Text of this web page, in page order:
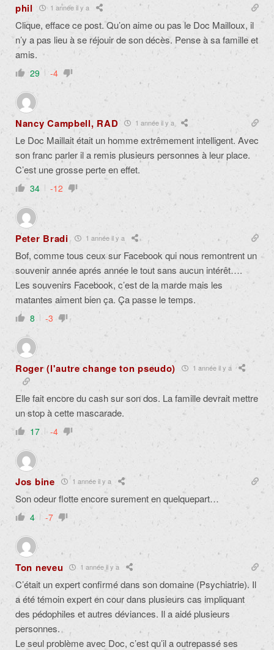
phil 1 année il y a
Clique, efface ce post. Qu’on aime ou pas le Doc Mailloux, il
n’y a pas lieu à se réjouir de son décès. Pense à sa famille et
amis.
29 -4
Nancy Campbell, RAD 1 année il y a
Le Doc Maillait était un homme extrêmement intelligent. Avec
son franc parler il a remis plusieurs personnes à leur place.
C’est une grosse perte en effet.
34 -12
Peter Bradi 1 année il y a
Bof, comme tous ceux sur Facebook qui nous remontrent un
souvenir année aprés année le tout sans aucun intérêt….
Les souvenirs Facebook, c’est de la marde mais les
matantes aiment bien ça. Ça passe le temps.
8 -3
Roger (l'autre change ton pseudo) 1 année il y a
Elle fait encore du cash sur son dos. La famille devrait mettre
un stop à cette mascarade.
17 -4
Jos bine 1 année il y a
Son odeur flotte encore surement en quelquepart…
4 -7
Ton neveu 1 année il y a
C’était un expert confirmé dans son domaine (Psychiatrie). Il
a été témoin expert en cour dans plusieurs cas impliquant
des pédophiles et autres déviances. Il a aidé plusieurs
personnes.
Le seul problème avec Doc, c’est qu’il a outrepassé ses